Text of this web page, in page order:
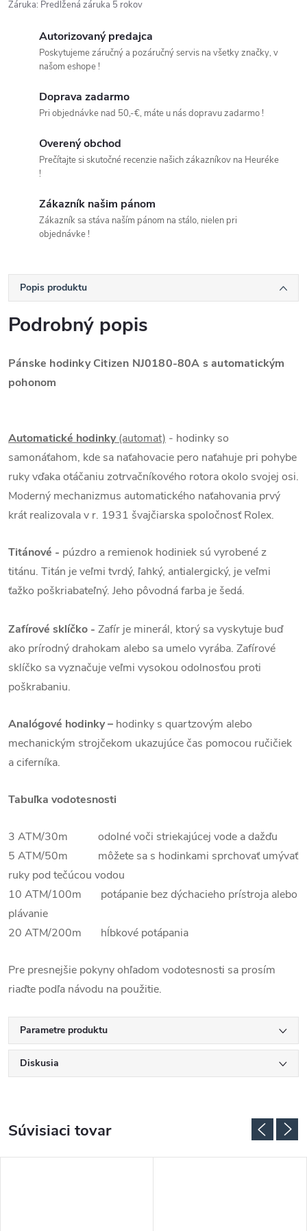
Záruka: Predĺžená záruka 5 rokov
Autorizovaný predajca
Poskytujeme záručný a pozáručný servis na všetky značky, v
našom eshope !
Doprava zadarmo
Pri objednávke nad 50,-€, máte u nás dopravu zadarmo !
Overený obchod
Prečítajte si skutočné recenzie našich zákazníkov na Heuréke
!
Zákazník našim pánom
Zákazník sa stáva naším pánom na stálo, nielen pri
objednávke !
Popis produktu
Podrobný popis
Pánske hodinky Citizen NJ0180-80A s automatickým
pohonom
Automatické hodinky(automat) - hodinky so
samonáťahom, kde sa naťahovacie pero naťahuje pri pohybe
ruky vďaka otáčaniu zotrvačníkového rotora okolo svojej osi.
Moderný mechanizmus automatického naťahovania prvý
krát realizovala v r. 1931 švajčiarska spoločnosť Rolex.
Titánové - púzdro a remienok hodiniek sú vyrobené z
titánu. Titán je veľmi tvrdý, ľahký, antialergický, je veľmi
ťažko poškriabateľný. Jeho pôvodná farba je šedá.
Zafírové sklíčko - Zafír je minerál, ktorý sa vyskytuje buď
ako prírodný drahokam alebo sa umelo vyrába. Zafírové
sklíčko sa vyznačuje veľmi vysokou odolnosťou proti
poškrabaniu.
Analógové hodinky – hodinky s quartzovým alebo
mechanickým strojčekom ukazujúce čas pomocou ručičiek
a ciferníka.
Tabuľka vodotesnosti
3 ATM/30m odolné voči striekajúcej vode a dažďu
5 ATM/50m môžete sa s hodinkami sprchovať umývať
ruky pod tečúcou vodou
10 ATM/100m potápanie bez dýchacieho prístroja alebo
plávanie
20 ATM/200m hĺbkové potápania
Pre presnejšie pokyny ohľadom vodotesnosti sa prosím
riaďte podľa návodu na použitie.
Parametre produktu
Diskusia
Súvisiaci tovar